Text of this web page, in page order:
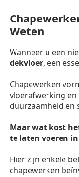
Weten
Wanneer u een
dekvloer, een
Chapewerken
vloerafwerking en
duurzaamheid en
Maar wat kost
te laten voeren in
Hier zijn enkele
chapewerken